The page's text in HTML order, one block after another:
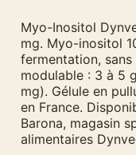
Myo-Inositol
mg. Myo-inositol
fermentation,
modulable : 3 à 5
mg). Gélule en
en France.
Barona, magasin
alimentaires